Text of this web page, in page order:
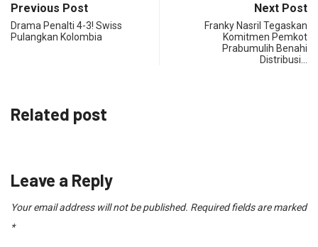
Previous Post
Drama Penalti 4-3! Swiss
Pulangkan Kolombia
Next Post
Franky Nasril Tegaskan
Komitmen Pemkot
Prabumulih Benahi
Distribusi…
Related post
Leave a Reply
Your email address will not be published. Required fields are marked
*